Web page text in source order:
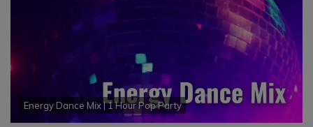
Energy Dance Mix | 1 Hour Pop Party